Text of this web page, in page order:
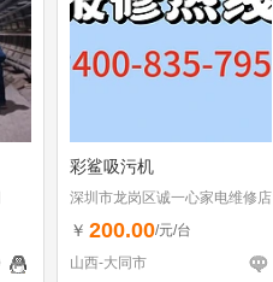
彩鲨吸污机
深圳市龙岗区诚一心家电维修店
（个体工商户）
￥ 200.00/元/台
山西-大同市